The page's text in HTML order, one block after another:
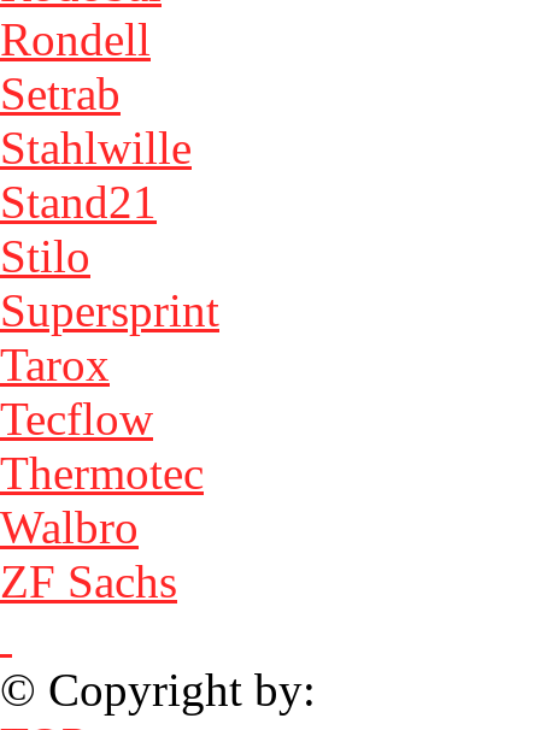
Rondell
Setrab
Stahlwille
Stand21
Stilo
Supersprint
Tarox
Tecflow
Thermotec
Walbro
ZF Sachs
© Copyright by: